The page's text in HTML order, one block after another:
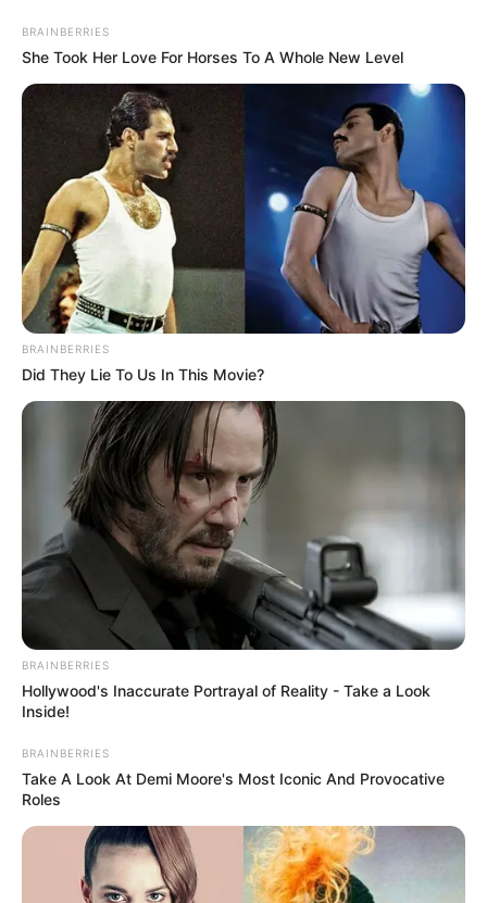
Aisne Nouvelle : 8 – 12 – 5 – 1 – 14 – 11 – 13 – 15
Bilto : 8 – 6 – 1 – 7 – 2 – 12 – 5 – 13
Equidia-Live : 6 – 12 – 13 – 5 – 2 – 8 – 1 – 15
Europe1 : 4 – 5 – 8 – 12 – 15 – 1 – 3 – 2
GENY-COURSES : 12 – 8 – 13 – 1 – 2 – 7 – 10 – 14
Gény.com : 12 – 6 – 5 – 8 – 13 – 4 – 1 – 9
Gazette-des-Courses : 12 – 5 – 8 – 13 – 11 – 4 – 6 – 1
Le-Parisien : 5 – 8 – 12 – 13 – 14 – 6 – 11 – 4
Républicain-Lorrain : 12 – 6 – 2 – 5 – 8 – 13 – 15 – 11
Ouest-France : 5 – 8 – 12 – 13 – 2 – 1 – 7 – 14
Paris-Courses.com : 4 – 1 – 7 – 5 – 8 – 6 – 12 – 13
Paris-Turf : 5 – 8 – 12 – 13 – 4 – 7 – 6 – 1
Paris-Turf-TIP : 8 – 6 – 1 – 7 – 2 – 12 – 5 – 13
Paris-turf.com : 5 – 8 – 12 – 13 – 4 – 7 – 6 – 1
Pronos-START : 4 – 13 – 5 – 12 – 6 – 2 – 8 – 15
Scoopdyga : 6 – 13 – 5 – 2 – 12 – 8 – 15 – 11
Spécial-Dernière : 12 – 5 – 6 – 1 – 13 – 2 – 8 – 15
Tiercé-Magazine : 1 – 6 – 4 – 7 – 12 – 8 – 13 – 11
Turfomania M : 13 – 12 – 15 – 6 – 5 – 14 – 1 – 11
Tropiques-FM : 5 – 8 – 12 – 11 – 14 – 15 – 1 – 2
Week-End : 13 – 12 – 8 – 6 – 1 – 5 – 2 – 7
Week-End-Turf.com : 12 – 6 – 13 – 8 – 11 – 1 – 5 – 14
BRAINBERRIES
She Took Her Love For Horses To A Whole New Level
BRAINBERRIES
Did They Lie To Us In This Movie?
BRAINBERRIES
Hollywood's Inaccurate Portrayal of Reality - Take a Look
Inside!
BRAINBERRIES
Take A Look At Demi Moore's Most Iconic And Provocative
Roles